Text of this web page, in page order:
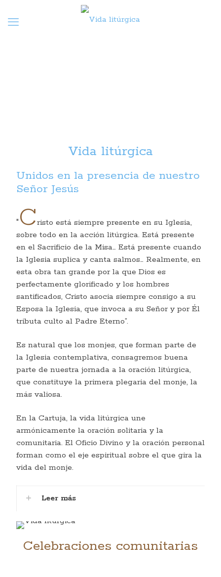
Vida litúrgica
Unidos en la presencia de nuestro
Señor Jesús
"Cristo está siempre presente en su Iglesia,
sobre todo en la acción litúrgica. Está presente
en el Sacrificio de la Misa… Está presente cuando
la Iglesia suplica y canta salmos… Realmente, en
esta obra tan grande por la que Dios es
perfectamente glorificado y los hombres
santificados, Cristo asocia siempre consigo a su
Esposa la Iglesia, que invoca a su Señor y por Él
tributa culto al Padre Eterno”.
Es natural que los monjes, que forman parte de
la Iglesia contemplativa, consagremos buena
parte de nuestra jornada a la oración litúrgica,
que constituye la primera plegaria del monje, la
más valiosa.
En la Cartuja, la vida litúrgica une
armónicamente la oración solitaria y la
comunitaria. El Oficio Divino y la oración personal
forman como el eje espiritual sobre el que gira la
vida del monje.
Leer más
Celebraciones comunitarias